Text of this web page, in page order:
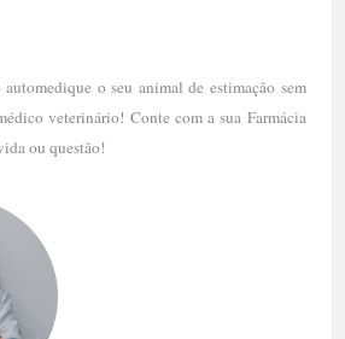
o seu animal de estimação sem
veterinário! Conte com a sua Farmácia
ou questão!